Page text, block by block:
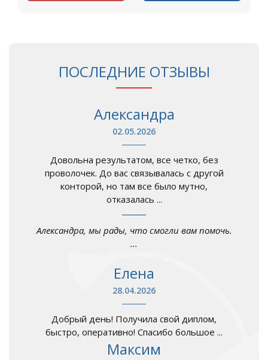
ПОСЛЕДНИЕ ОТЗЫВЫ
Александра
02.05.2026
Довольна результатом, все четко, без
проволочек. До вас связывалась с другой
конторой, но там все было мутно,
отказалась ...
Александра, мы рады, что смогли вам помочь.
...
Елена
28.04.2026
Добрый день! Получила свой диплом,
быстро, оперативно! Спасибо большое ...
Максим